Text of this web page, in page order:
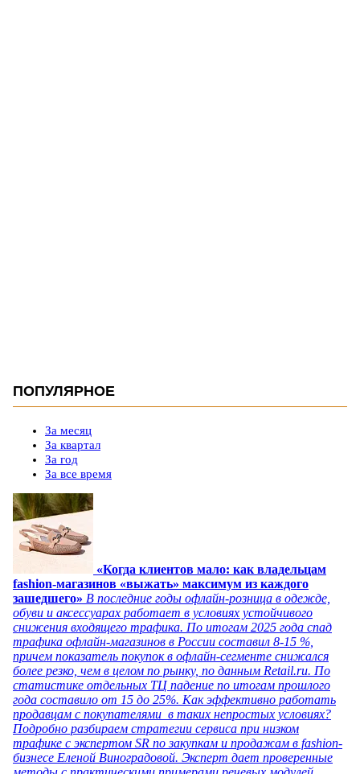
ПОПУЛЯРНОЕ
За месяц
За квартал
За год
За все время
«Когда клиентов мало: как владельцам
fashion-магазинов «выжать» максимум из каждого
зашедшего» В последние годы офлайн-розница в одежде,
обуви и аксессуарах работает в условиях устойчивого
снижения входящего трафика. По итогам 2025 года спад
трафика офлайн-магазинов в России составил 8-15 %,
причем показатель покупок в офлайн-сегменте снижался
более резко, чем в целом по рынку, по данным Retail.ru. По
статистике отдельных ТЦ падение по итогам прошлого
года составило от 15 до 25%. Как эффективно работать
продавцам с покупателями в таких непростых условиях?
Подробно разбираем стратегии сервиса при низком
трафике с экспертом SR по закупкам и продажам в fashion-
бизнесе Еленой Виноградовой. Эксперт дает проверенные